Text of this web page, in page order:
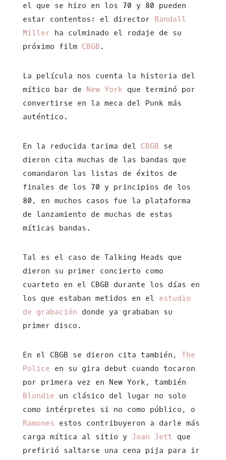
el que se hizo en los 70 y 80 pueden
estar contentos: el director Randall
Miller ha culminado el rodaje de su
próximo film CBGB .
La película nos cuenta la historia del
mítico bar de New Yorkque terminó por
convertirse en la meca del Punk más
auténtico.
En la reducida tarima del CBGB se
dieron cita muchas de las bandas que
comandaron las listas de éxitos de
finales de los 70 y principios de los
80, en muchos casos fue la plataforma
de lanzamiento de muchas de estas
míticas bandas.
Tal es el caso de Talking Heads que
dieron su primer concierto como
cuarteto en el CBGB durante los días en
los que estaban metidos en el estudio
de grabación donde ya grababan su
primer disco.
En el CBGB se dieron cita también, The
Police en su gira debut cuando tocaron
por primera vez en New York, también
Blondie un clásico del lugar no solo
como intérpretes si no como público, o
Ramones estos contribuyeron a darle más
carga mítica al sitio y Joan Jett que
prefirió saltarse una cena pija para ir